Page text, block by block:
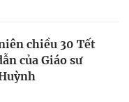
chiều 30 Tết
của Giáo sư